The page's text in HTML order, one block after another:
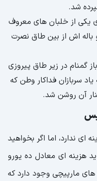
شد.
گودفروی یکی از خلبان های معروف
باله اش از بین طاق نصرت
یک سرباز گمنام در زیر طاق پیروزی
سربازان فداکار وطن که
آن روشن شد.
ای ندارد، اما اگر بخواهید
هزینه ای معادل ده یورو
مارپیچی وجود دارد که